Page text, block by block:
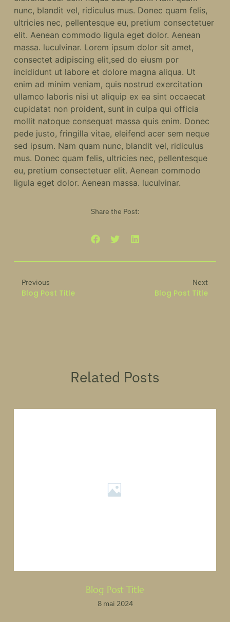
nunc, blandit vel, ridiculus mus. Donec quam felis,
ultricies nec, pellentesque eu, pretium consectetuer
elit. Aenean commodo ligula eget dolor. Aenean
massa. luculvinar. Lorem ipsum dolor sit amet,
consectet adipiscing elit,sed do eiusm por
incididunt ut labore et dolore magna aliqua. Ut
enim ad minim veniam, quis nostrud exercitation
ullamco laboris nisi ut aliquip ex ea sint occaecat
cupidatat non proident, sunt in culpa qui officia
mollit natoque consequat massa quis enim. Donec
pede justo, fringilla vitae, eleifend acer sem neque
sed ipsum. Nam quam nunc, blandit vel, ridiculus
mus. Donec quam felis, ultricies nec, pellentesque
eu, pretium consectetuer elit. Aenean commodo
ligula eget dolor. Aenean massa. luculvinar.
Share the Post:
Previous
Blog Post Title
Next
Blog Post Title
Related Posts
Blog Post Title
8 mai 2024